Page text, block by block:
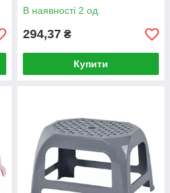
В наявності 2 од.
294,37 ₴
Купити